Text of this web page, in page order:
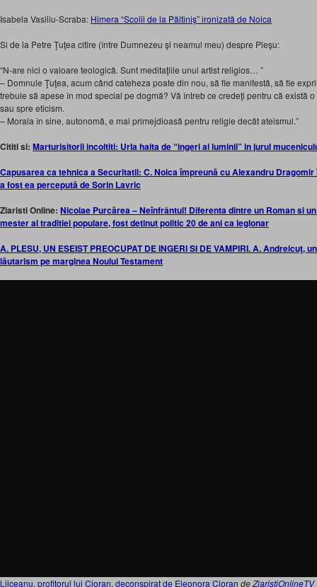
Isabela Vasiliu-Scraba: Himera “Scolii de la Păltiniş” ironizată de Noica
Si de la Petre Ţuţea citire (între Dumnezeu şi neamul meu) despre Pleşu:
“N-are nici o valoare teologică. Sunt meditaţiile unui artist religios… ”
– Domnule Ţuţea, acum când cateheza poate din nou, să fie manifestă, să fie
trebuie să apese în mod special pe dogmă? Vă întreb ce credeţi pentru că există
sau spre eticism.
– Morala în sine, autonomă, e mai primejdioasă pentru religie decât ateismul.”
Cititi si: Marturisitorii incoltiti: Urla haita de “ingeri ai luminii” in jurul
Capusarea ca tehnica a Securitatii: C. Noica împreună cu Alexandru
a fost ea percepută de Sorin Lavric
Ziaristi Online: Nicolae Purcărea – Neînfrântul! Diferenta dintre un Roman si
mester al traditiei populare, fost detinut politic 20 de ani ca legionar
A. PLESU, UN ESEIST PREOCUPAT DE INGERI SI DE VAMPIRI. A. Andreicuţ,
lăutarism pe marginea Noului Testament
Liiceanu, profitorul lui Cioran, deconspirat de Eleonora Cioran deZiaristiOnlineTV